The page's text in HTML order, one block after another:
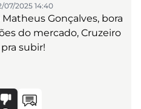
07/2025 14:40
Matheus Gonçalves, bora
do mercado, Cruzeiro
subir!